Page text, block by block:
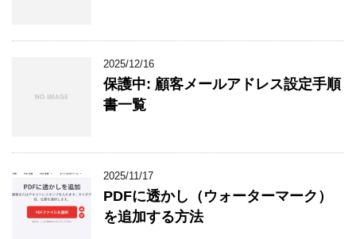
2025/12/16
保護中: 顧客メールアドレス設定手順
書一覧
2025/11/17
PDFに透かし（ウォーターマーク）
を追加する方法